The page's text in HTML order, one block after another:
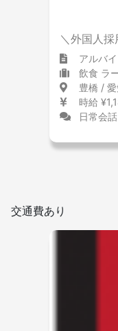
＼外国人
アルバイ
飲食 ラ
豊橋 /
時給
日常会
交通費あり